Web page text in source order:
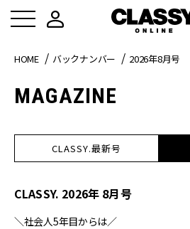
HOME バックナンバー 2026年8月号
MAGAZINE
CLASSY.最新号
CLASSY. 2026年 8月号
＼社会人5年目からは／